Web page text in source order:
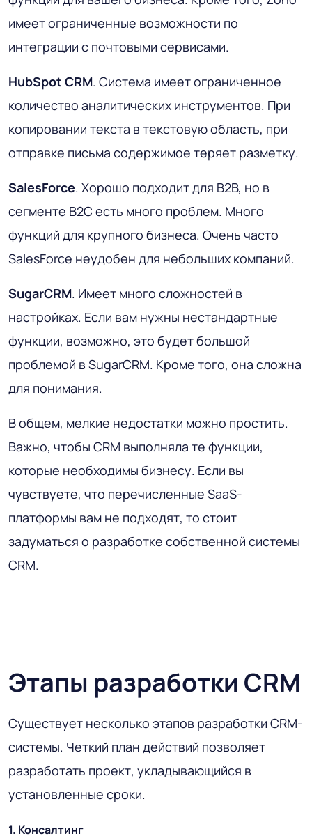
имеет ограниченные возможности по
интеграции с почтовыми сервисами.
HubSpot CRM. Система имеет ограниченное
количество аналитических инструментов. При
копировании текста в текстовую область, при
отправке письма содержимое теряет разметку.
SalesForce. Хорошо подходит для B2B, но в
сегменте B2C есть много проблем. Много
функций для крупного бизнеса. Очень часто
SalesForce неудобен для небольших компаний.
SugarCRM. Имеет много сложностей в
настройках. Если вам нужны нестандартные
функции, возможно, это будет большой
проблемой в SugarCRM. Кроме того, она сложна
для понимания.
В общем, мелкие недостатки можно простить.
Важно, чтобы CRM выполняла те функции,
которые необходимы бизнесу. Если вы
чувствуете, что перечисленные SaaS-
платформы вам не подходят, то стоит
задуматься о разработке собственной системы
CRM.
Этапы разработки CRM
Существует несколько этапов разработки CRM-
системы. Четкий план действий позволяет
разработать проект, укладывающийся в
установленные сроки.
1. Консалтинг